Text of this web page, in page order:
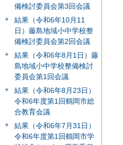
備検討委員会第3回会議
結果（令和6年10月11
日）藤島地域小中学校整
備検討委員会第2回会議
結果（令和6年8月1日）藤
島地域小中学校整備検討
委員会第1回会議
結果（令和6年8月23日）
令和6年度第1回鶴岡市総
合教育会議
結果（令和6年7月31日）
令和6年度第1回鶴岡市学